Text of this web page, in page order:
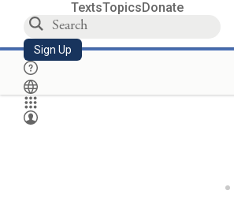
TextsTopicsDonate
Sign Up